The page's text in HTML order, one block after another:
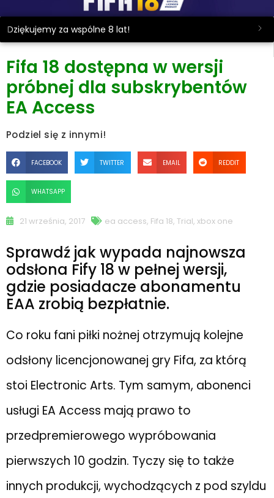
Dziękujemy za wspólne 8 lat!
Fifa 18 dostępna w wersji
próbnej dla subskrybentów
EA Access
Podziel się z innymi!
FACEBOOK TWITTER EMAIL REDDIT
WHATSAPP
21 września, 2017 ea access, Fifa 18, Trial, xbox one
Sprawdź jak wypada najnowsza
odsłona Fify 18 w pełnej wersji,
gdzie posiadacze abonamentu
EAA zrobią bezpłatnie.
Co roku fani piłki nożnej otrzymują kolejne
odsłony licencjonowanej gry Fifa, za którą
stoi Electronic Arts. Tym samym, abonenci
usługi EA Access mają prawo to
przedpremierowego wypróbowania
pierwszych 10 godzin. Tyczy się to także
innych produkcji, wychodzących z pod szyldu